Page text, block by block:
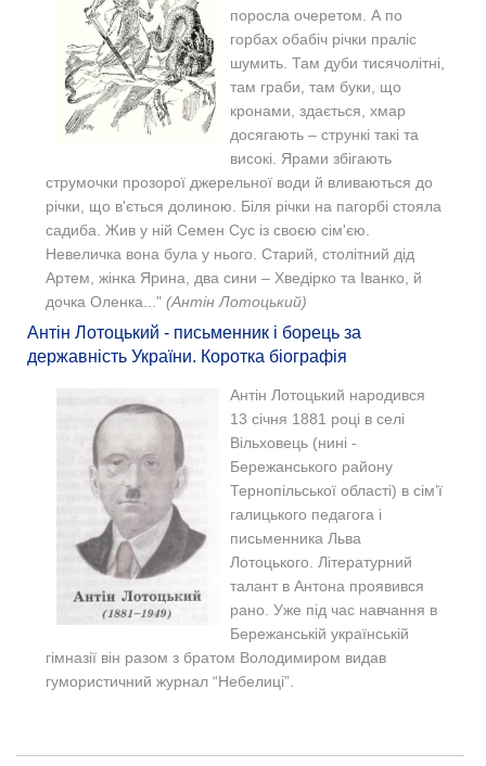
поросла очеретом. А по
горбах обабіч річки праліс
шумить. Там дуби тисячолітні,
там граби, там буки, що
кронами, здається, хмар
досягають – стрункі такі та
високі. Ярами збігають
струмочки прозорої джерельної води й вливаються до
річки, що в'ється долиною. Біля річки на пагорбі стояла
садиба. Жив у ній Семен Сус із своєю сім'єю.
Невеличка вона була у нього. Старий, столітний дід
Артем, жінка Ярина, два сини – Хведірко та Іванко, й
дочка Оленка..." (Антін Лотоцький)
Антін Лотоцький - письменник і борець за
державність України. Коротка біографія
Антін Лотоцький народився
13 січня 1881 році в селі
Вільховець (нині -
Бережанського району
Тернопільської області) в сім’ї
галицького педагога і
письменника Льва
Лотоцького. Літературний
талант в Антона проявився
рано. Уже під час навчання в
Бережанській українській
гімназії він разом з братом Володимиром видав
гумористичний журнал “Небелиці”.